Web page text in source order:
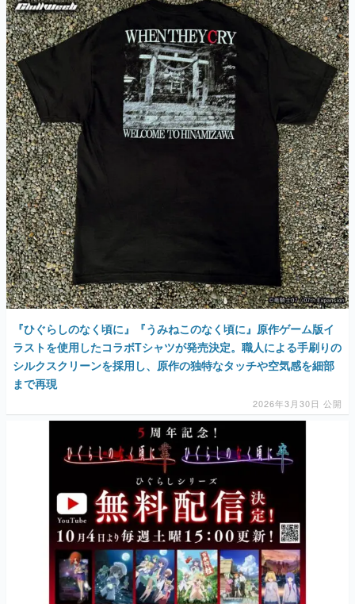
『ひぐらしのなく頃に』『うみねこのなく頃に』原作ゲーム版イ
ラストを使用したコラボTシャツが発売決定。職人による手刷りの
シルクスクリーンを採用し、原作の独特なタッチや空気感を細部
まで再現
2026年3月30日 公開